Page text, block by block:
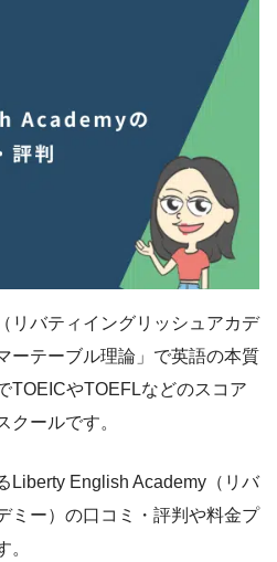
リバティイングリッシュアカデ
ーテーブル理論」で英語の本質
TOEICやTOEFLなどのスコア
クールです。
Liberty English Academy（リバ
ミー）の口コミ・評判や料金プ
。